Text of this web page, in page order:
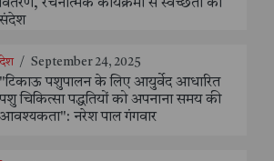
वितरण, रचनात्मक कार्यक्रमों से स्वच्छता का
संदेश
देश / September 24, 2025
"टिकाऊ पशुपालन के लिए आयुर्वेद आधारित
पशु चिकित्सा पद्धतियों को अपनाना समय की
आवश्यकता": नरेश पाल गंगवार